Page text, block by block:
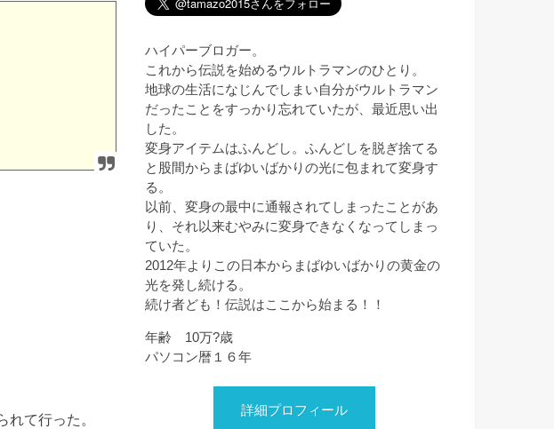
て行った。
ハイパーブロガー。
これから伝説を始めるウルトラマンのひとり。
地球の生活になじんでしまい自分がウルトラマン
だったことをすっかり忘れていたが、最近思い出
した。
変身アイテムはふんどし。ふんどしを脱ぎ捨てる
と股間からまばゆいばかりの光に包まれて変身す
る。
以前、変身の最中に通報されてしまったことがあ
り、それ以来むやみに変身できなくなってしまっ
ていた。
2012年よりこの日本からまばゆいばかりの黄金の
光を発し続ける。
続け者ども！伝説はここから始まる！！
年齢 10万?歳
パソコン暦１６年
詳細プロフィール